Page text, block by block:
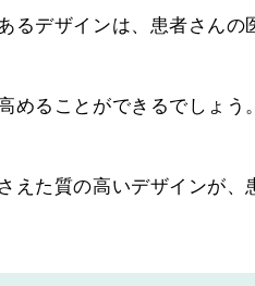
るデザインは、患者さんの
ることができるでしょう。
えた質の高いデザインが、